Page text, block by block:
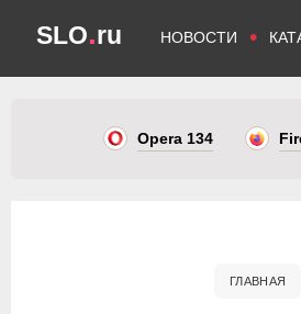
SLO.ru НОВОСТИ •
Opera 134
ГЛАВНАЯ